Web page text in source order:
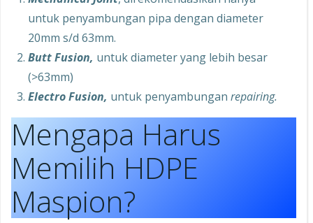
untuk penyambungan pipa dengan diameter
20mm s/d 63mm.
Butt Fusion, untuk diameter yang lebih besar
(>63mm)
Electro Fusion, untuk penyambungan repairing.
Mengapa Harus
Memilih HDPE
Maspion?